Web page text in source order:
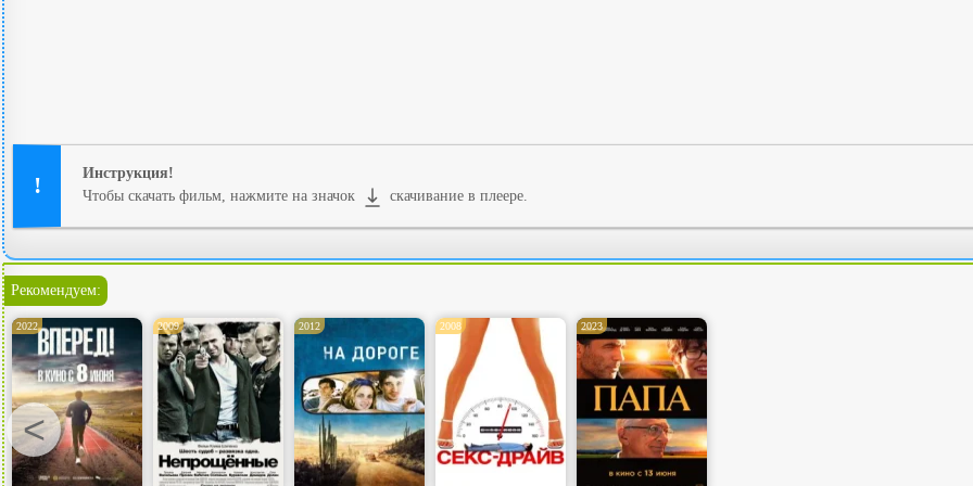
Инструкция!
Чтобы скачать фильм, нажмите на значок
скачивание в плеере.
Рекомендуем:
2022 2009 2012 2008 2023
<